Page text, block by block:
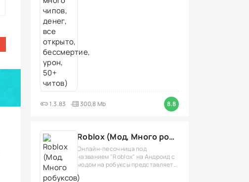
1.3.83 300,8 Mb 8.8
Roblox (Мод, Много робуксов)
Онлайн-песочница под
названием "Roblox" на Андроид с
модом на робуксы представляет
собой